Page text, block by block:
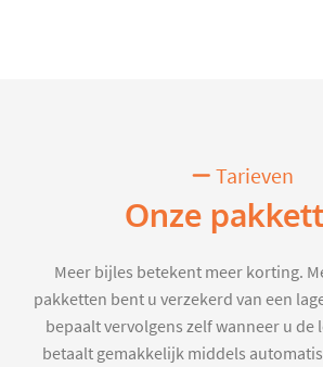
Tarieven
Onze
Meer bijles betekent meer korting.
pakketten bent u verzekerd van een
bepaalt vervolgens zelf wanneer u de
betaalt gemakkelijk middels